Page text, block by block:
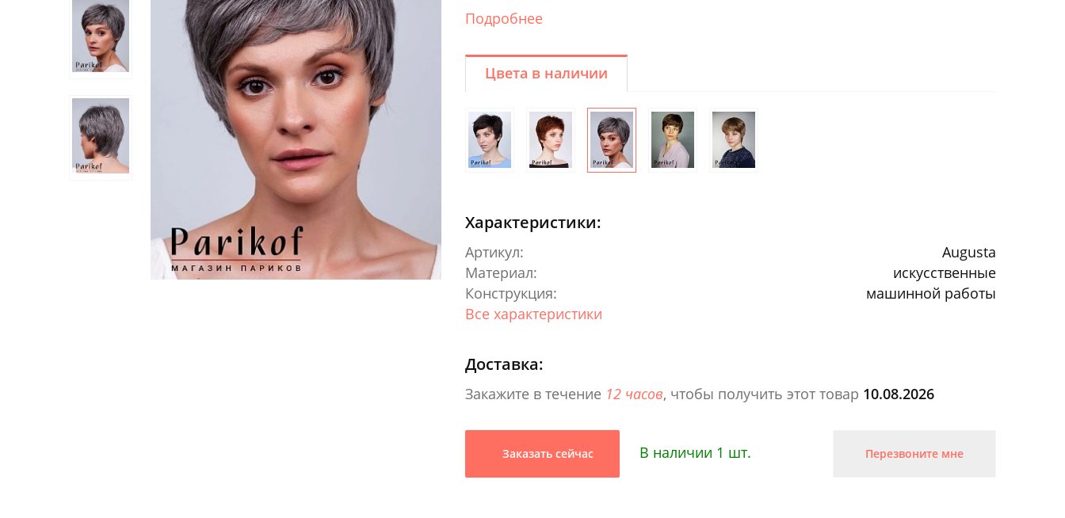
Подробнее
Цвета в наличии
Характеристики:
Артикул:
Augusta
Материал:
искусственные
Конструкция:
машинной работы
Все характеристики
Доставка:
Закажите в течение 12 часов, чтобы получить этот товар 10.08.2026
Заказать сейчас В наличии 1 шт. Перезвоните мне